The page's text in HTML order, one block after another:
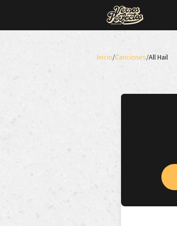
Inicio/Canciones/All Hail